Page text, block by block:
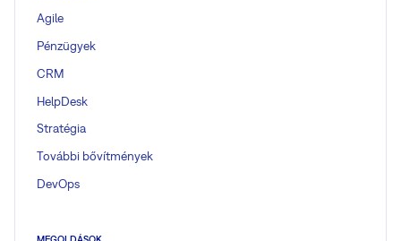
Agile
Pénzügyek
CRM
HelpDesk
Stratégia
További bővítmények
DevOps